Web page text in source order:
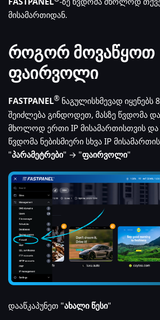
მისამართიდან.
როგორ მოვაწყოთ
ფაირვოლი
FASTPANEL® ნაგულისხმევად
შეიძლება გინდოდეთ, მასზე წვდომა
მხოლოდ ერთი IP მისამართისთვის
წვდომა ნებისმიერი სხვა IP
"პარამეტრები" → "ფაირვოლი"
დააწკაპუნეთ "ახალი წესი"